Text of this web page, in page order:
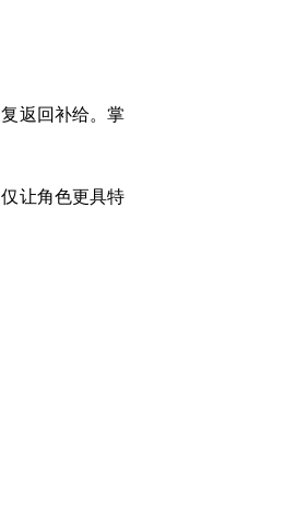
返回补给。掌
让角色更具特